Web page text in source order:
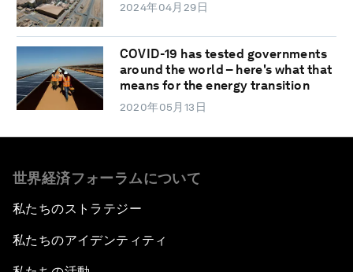
2024年04月29日
COVID-19 has tested governments
around the world – here's what that
means for the energy transition
2020年05月13日
世界経済フォーラムについて
私たちのストラテジー
私たちのアイデンティティ